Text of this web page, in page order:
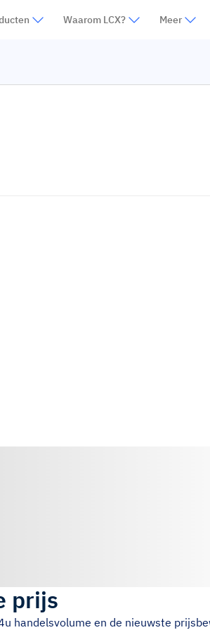
Waarom LCX? Meer
prijs
handelsvolume en de nieuwste